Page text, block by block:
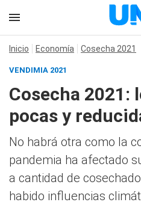
Inicio Economía Cosecha 2021
VENDIMIA 2021
Cosecha 2021:
pocas y
No habrá otra como la
pandemia ha afectado
a cantidad de
habido influencias